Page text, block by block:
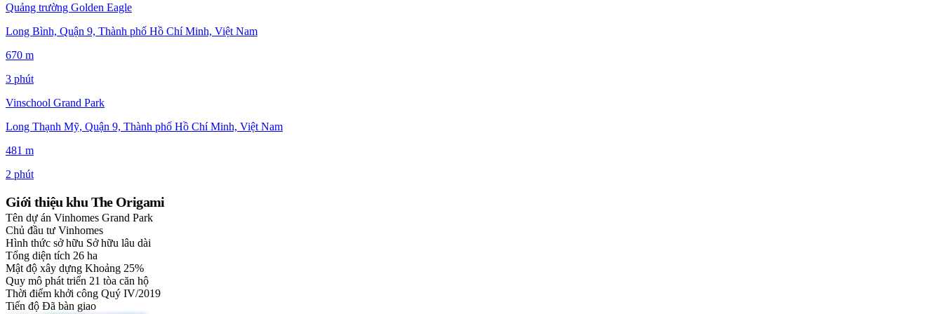
Quảng trường Golden Eagle
Long Bình, Quận 9, Thành phố Hồ Chí Minh, Việt Nam
670 m
3 phút
Vinschool Grand Park
Long Thạnh Mỹ, Quận 9, Thành phố Hồ Chí Minh, Việt Nam
481 m
2 phút
Giới thiệu khu The Origami
Tên dự án Vinhomes Grand Park
Chủ đầu tư Vinhomes
Hình thức sở hữu Sở hữu lâu dài
Tổng diện tích 26 ha
Mật độ xây dựng Khoảng 25%
Quy mô phát triển 21 tòa căn hộ
Thời điểm khởi công Quý IV/2019
Tiến độ Đã bàn giao